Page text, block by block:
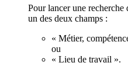
Pour lancer une
un des deux champs :
« Métier,
ou
« Lieu de travail ».